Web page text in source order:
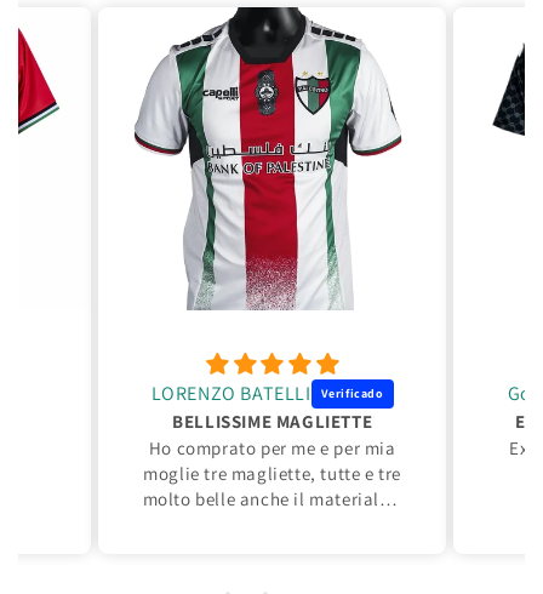
LORENZO BATELLI
BELLISSIME MAGLIETTE
Ho comprato per me e per mia
moglie tre magliette, tutte e tre
molto belle anche il materiale è